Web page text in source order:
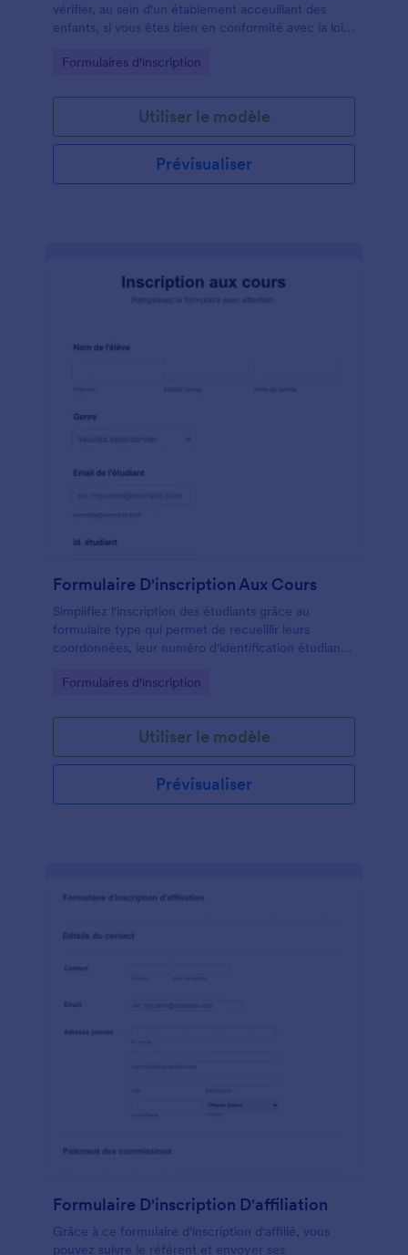
vérifier, au sein d'un établement acceuillant des
enfants, si vous êtes bien en conformité avec la loi
Go to Category:
Formulaires d'inscription
Utiliser le modèle
Prévisualiser
Formulaire D'inscription Aux Cours
Simplifiez l'inscription des étudiants grâce au
formulaire type qui permet de recueillir leurs
coordonnées, leur numéro d'identification étudiant
organiser les classes en conséquence.
selon vos besoins.
Go to Category:
Formulaires d'inscription
Utiliser le modèle
Prévisualiser
Formulaire D'inscription D'affiliation
Grâce à ce formulaire d'inscription d'affilié, vous
pouvez suivre le référent et envoyer ses